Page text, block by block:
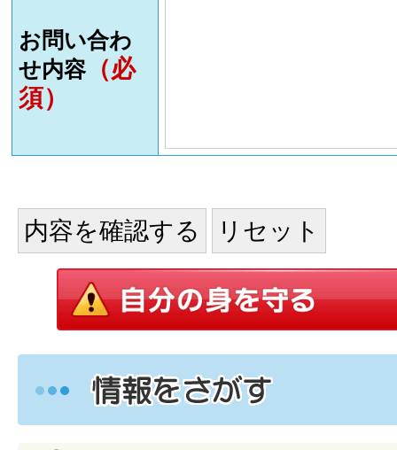
お問い合わ
せ内容（必
須）